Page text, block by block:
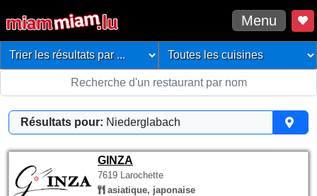
Menu
Résultats pour: Niederglabach
GINZA
7619 Larochette
asiatique, japonaise